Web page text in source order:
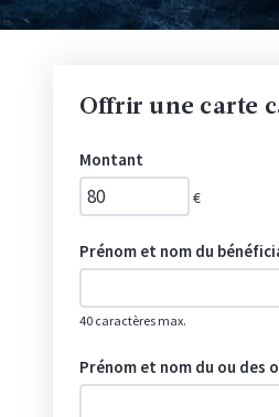
Offrir une carte
Montant
€
Prénom et nom du
40 caractères max.
Prénom et nom du ou des